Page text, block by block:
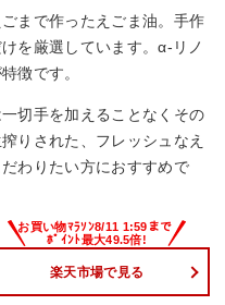
まで作ったえごま油。手作
を厳選しています。α-リノ
徴です。
切手を加えることなくその
りされた、フレッシュなえ
わりたい方におすすめで
楽天市場で見る